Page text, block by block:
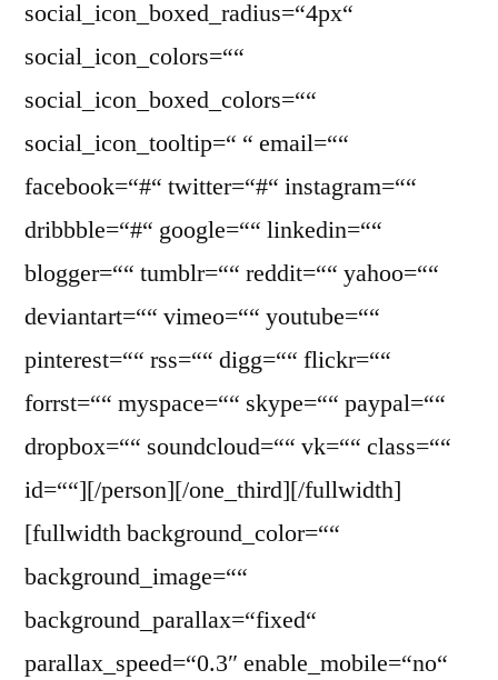
social_icon_boxed_radius=“4px“
social_icon_colors=““
social_icon_boxed_colors=““
social_icon_tooltip=“ “ email=““
facebook=“#“ twitter=“#“ instagram=““
dribbble=“#“ google=““ linkedin=““
blogger=““ tumblr=““ reddit=““ yahoo=““
deviantart=““ vimeo=““ youtube=““
pinterest=““ rss=““ digg=““ flickr=““
forrst=““ myspace=““ skype=““ paypal=““
dropbox=““ soundcloud=““ vk=““ class=““
id=““][/person][/one_third][/fullwidth]
[fullwidth background_color=““
background_image=““
background_parallax=“fixed“
parallax_speed=“0.3″ enable_mobile=“no“